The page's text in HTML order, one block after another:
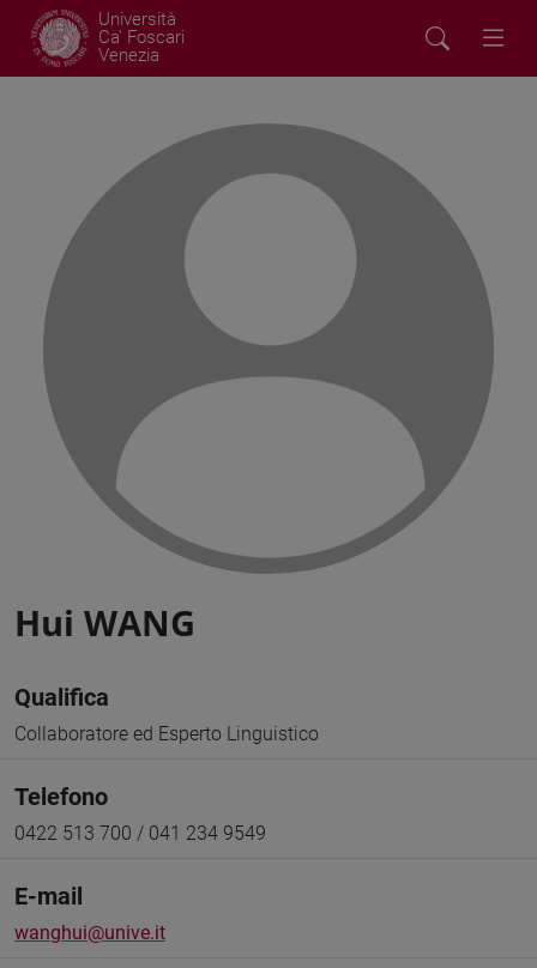
Università
Ca' Foscari
Venezia
Hui WANG
Qualifica
Collaboratore ed Esperto Linguistico
Telefono
0422 513 700 / 041 234 9549
E-mail
wanghui@unive.it